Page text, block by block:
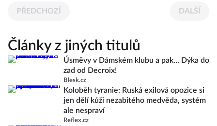
PŘEDCHOZÍ DALŠÍ
Články z jiných titulů
Úsměvy v Dámském klubu a pak… Dýka do
zad od Decroix!
Blesk.cz
Koloběh tyranie: Ruská exilová opozice si
jen dělí kůži nezabitého medvěda, systém
ale nespraví
Reflex.cz